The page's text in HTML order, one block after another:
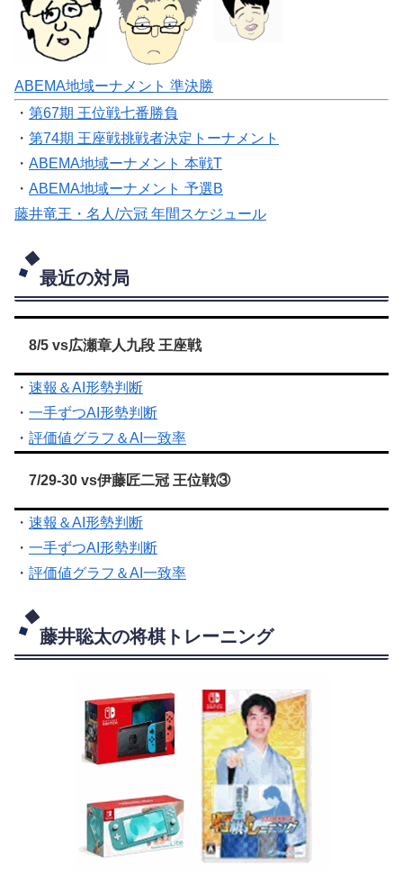
ABEMA地域ーナメント 準決勝
・ 第67期 王位戦七番勝負
・ 第74期 王座戦挑戦者決定トーナメント
・ ABEMA地域ーナメント 本戦T
・ ABEMA地域ーナメント 予選B
藤井竜王・名人/六冠 年間スケジュール
最近の対局
8/5 vs広瀬章人九段 王座戦
・ 速報＆AI形勢判断
・ 一手ずつAI形勢判断
・ 評価値グラフ＆AI一致率
7/29-30 vs伊藤匠二冠 王位戦③
・ 速報＆AI形勢判断
・ 一手ずつAI形勢判断
・ 評価値グラフ＆AI一致率
藤井聡太の将棋トレーニング